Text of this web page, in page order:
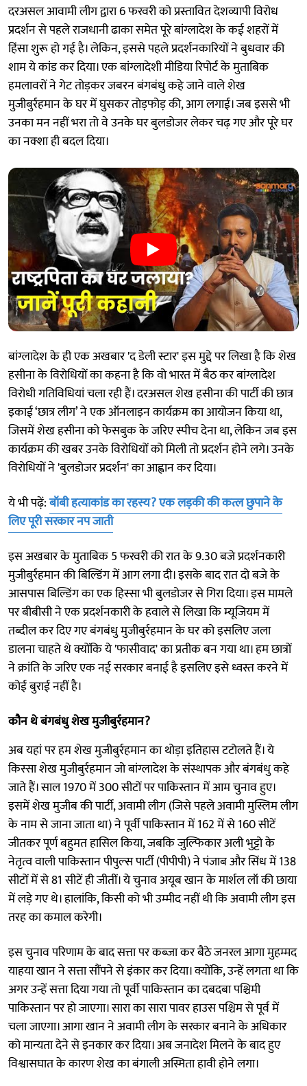
दरअसल आवामी लीग द्वारा 6 फरवरी को प्रस्तावित देशव्यापी विरोध
प्रदर्शन से पहले राजधानी ढाका समेत पूरे बांग्लादेश के कई शहरों में
हिंसा शुरू हो गई है। लेकिन, इससे पहले प्रदर्शनकारियों ने बुधवार की
शाम ये कांड कर दिया। एक बांग्लादेशी मीडिया रिपोर्ट के मुताबिक
हमलावरों ने गेट तोड़कर जबरन बंगबंधु कहे जाने वाले शेख
मुजीबुर्रहमान के घर में घुसकर तोड़फोड़ की, आग लगाई। जब इससे भी
उनका मन नहीं भरा तो वे उनके घर बुलडोजर लेकर चढ़ गए और पूरे घर
का नक्शा ही बदल दिया।
बांग्लादेश के ही एक अखबार 'द डेली स्टार' इस मुद्दे पर लिखा है कि शेख
हसीना के विरोधियों का कहना है कि वो भारत में बैठ कर बांग्लादेश
विरोधी गतिविधियां चला रही हैं। दरअसल शेख हसीना की पार्टी की छात्र
इकाई ‘छात्र लीग’ ने एक ऑनलाइन कार्यक्रम का आयोजन किया था,
जिसमें शेख हसीना को फेसबुक के जरिए स्पीच देना था, लेकिन जब इस
कार्यक्रम की खबर उनके विरोधियों को मिली तो प्रदर्शन होने लगे। उनके
विरोधियों ने 'बुलडोजर प्रदर्शन' का आह्वान कर दिया।
ये भी पढ़ें:बॉबी हत्याकांड का रहस्य? एक लड़की की कत्ल छुपाने के
लिए पूरी सरकार नप जाती
इस अखबार के मुताबिक 5 फरवरी की रात के 9.30 बजे प्रदर्शनकारी
मुजीबुर्रहमान की बिल्डिंग में आग लगा दी। इसके बाद रात दो बजे के
आसपास बिल्डिंग का एक हिस्सा भी बुलडोजर से गिरा दिया। इस मामले
पर बीबीसी ने एक प्रदर्शनकारी के हवाले से लिखा कि म्यूजियम में
तब्दील कर दिए गए बंगबंधु मुजीबुर्रहमान के घर को इसलिए जला
डालना चाहते थे क्योंकि ये 'फासीवाद' का प्रतीक बन गया था। हम छात्रों
ने क्रांति के जरिए एक नई सरकार बनाई है इसलिए इसे ध्वस्त करने में
कोई बुराई नहीं है।
कौन थे बंगबंधु शेख मुजीबुर्रहमान?
अब यहां पर हम शेख मुजीबुर्रहमान का थोड़ा इतिहास टटोलते हैं। ये
किस्सा शेख मुजीबुर्रहमान जो बांग्लादेश के संस्थापक और बंगबंधु कहे
जाते हैं। साल 1970 में 300 सीटों पर पाकिस्तान में आम चुनाव हुए।
इसमें शेख मुजीब की पार्टी, अवामी लीग (जिसे पहले अवामी मुस्लिम लीग
के नाम से जाना जाता था) ने पूर्वी पाकिस्तान में 162 में से 160 सीटें
जीतकर पूर्ण बहुमत हासिल किया, जबकि जुल्फिकार अली भुट्टो के
नेतृत्व वाली पाकिस्तान पीपुल्स पार्टी (पीपीपी) ने पंजाब और सिंध में 138
सीटों में से 81 सीटें ही जीतीं। ये चुनाव अयूब खान के मार्शल लॉ की छाया
में लड़े गए थे। हालांकि, किसी को भी उम्मीद नहीं थी कि अवामी लीग इस
तरह का कमाल करेगी।
इस चुनाव परिणाम के बाद सत्ता पर कब्जा कर बैठे जनरल आगा मुहम्मद
याहया खान ने सत्ता सौंपने से इंकार कर दिया। क्योंकि, उन्हें लगता था कि
अगर उन्हें सत्ता दिया गया तो पूर्वी पाकिस्तान का दबदबा पश्चिमी
पाकिस्तान पर हो जाएगा। सारा का सारा पावर हाउस पश्चिम से पूर्व में
चला जाएगा। आगा खान ने अवामी लीग के सरकार बनाने के अधिकार
को मान्यता देने से इनकार कर दिया। अब जनादेश मिलने के बाद हुए
विश्वासघात के कारण शेख का बंगाली अस्मिता हावी होने लगा।